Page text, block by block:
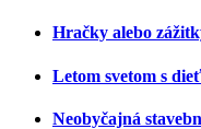
Hračky alebo
Letom svetom s
Neobyčajná